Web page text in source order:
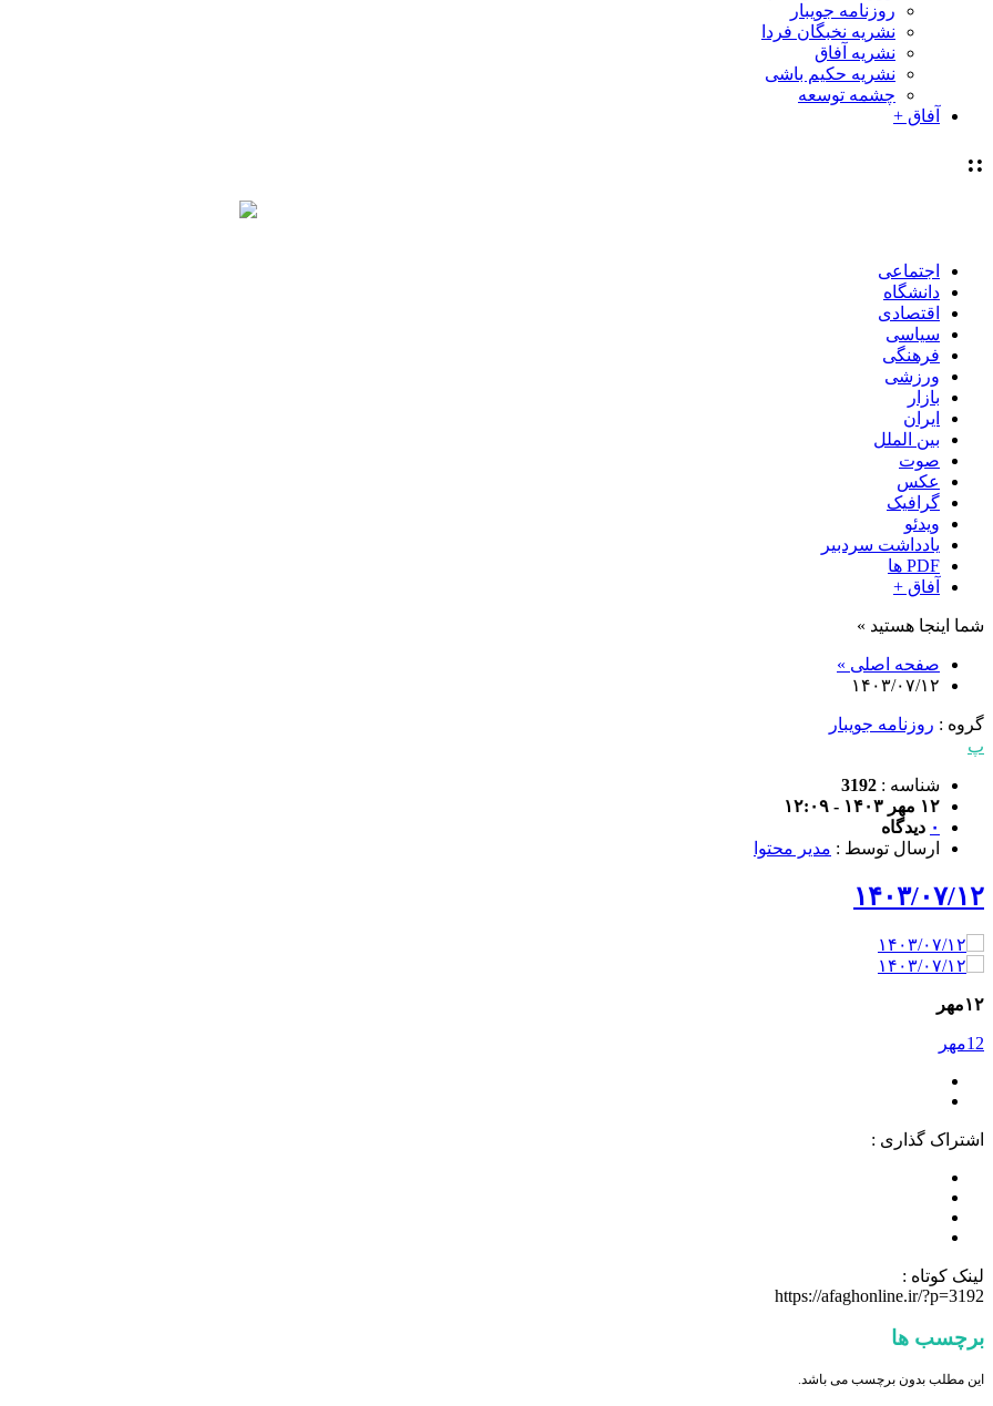
روزنامه جویبار
نشریه نخبگان فردا
نشریه آفاق
نشریه حکیم باشی
چشمه توسعه
آفاق +
::
اجتماعی
دانشگاه
اقتصادی
سیاسی
فرهنگی
ورزشی
بازار
ایران
بین الملل
صوت
عکس
گرافیک
ویدئو
یادداشت سردبیر
PDF ها
آفاق +
شما اینجا هستید »
صفحه اصلی »
۱۴۰۳/۰۷/۱۲
گروه : روزنامه جویبار
پ
شناسه : 3192
۱۲ مهر ۱۴۰۳ - ۱۲:۰۹
۰ دیدگاه
ارسال توسط : مدیر محتوا
۱۴۰۳/۰۷/۱۲
۱۲مهر
12مهر
اشتراک گذاری :
لینک کوتاه :
https://afaghonline.ir/?p=3192
برچسب ها
این مطلب بدون برچسب می باشد.